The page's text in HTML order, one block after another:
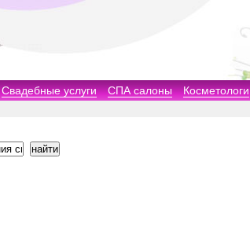
Свадебные услуги СПА салоны Косметологи